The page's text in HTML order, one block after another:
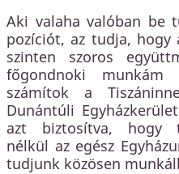
Aki valaha valóban be
pozíciót, az tudja, hogy
szinten szoros
főgondnoki munkám
számítok a
Dunántúli
azt biztosítva, hogy
nélkül az egész
tudjunk közösen